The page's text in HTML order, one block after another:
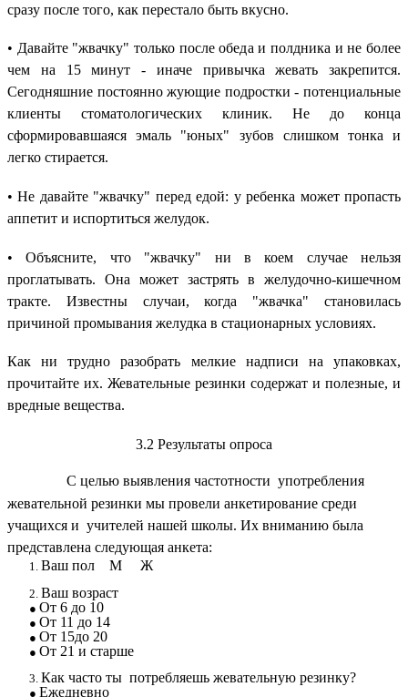
сразу после того, как перестало быть вкусно.
• Давайте "жвачку" только после обеда и полдника и не более
чем на 15 минут - иначе привычка жевать закрепится.
Сегодняшние постоянно жующие подростки - потенциальные
клиенты стоматологических клиник. Не до конца
сформировавшаяся эмаль "юных" зубов слишком тонка и
легко стирается.
• Не давайте "жвачку" перед едой: у ребенка может пропасть
аппетит и испортиться желудок.
• Объясните, что "жвачку" ни в коем случае нельзя
проглатывать. Она может застрять в желудочно-кишечном
тракте. Известны случаи, когда "жвачка" становилась
причиной промывания желудка в стационарных условиях.
Как ни трудно разобрать мелкие надписи на упаковках,
прочитайте их. Жевательные резинки содержат и полезные, и
вредные вещества.
3.2 Результаты опроса
С целью выявления частотности употребления
жевательной резинки мы провели анкетирование среди
учащихся и учителей нашей школы. Их вниманию была
представлена следующая анкета:
Ваш пол М Ж
Ваш возраст
От 6 до 10
От 11 до 14
От 15до 20
От 21 и старше
Как часто ты потребляешь жевательную резинку?
Ежедневно